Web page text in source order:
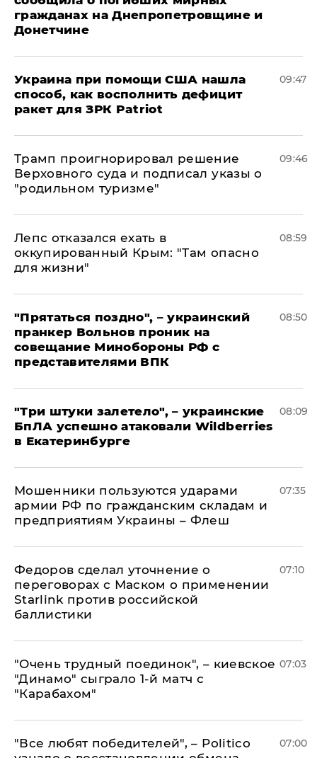
гражданах на Днепропетровщине и
Донетчине
Украина при помощи США нашла
способ, как восполнить дефицит
ракет для ЗРК Patriot
09:47
Трамп проигнорировал решение
Верховного суда и подписал указы о
"родильном туризме"
09:46
Лепс отказался ехать в
оккупированный Крым: "Там опасно
для жизни"
08:59
"Прятаться поздно", – украинский
пранкер Вольнов проник на
совещание Минобороны РФ с
представителями ВПК
08:50
"Три штуки залетело", – украинские
БпЛА успешно атаковали Wildberries
в Екатеринбурге
08:09
Мошенники пользуются ударами
армии РФ по гражданским складам и
предприятиям Украины – Флеш
07:35
Федоров сделал уточнение о
переговорах с Маском о применении
Starlink против российской
баллистики
07:10
"Очень трудный поединок", – киевское
"Динамо" сыграло 1-й матч с
"Карабахом"
07:03
​"Все любят победителей", – Politico
07:00